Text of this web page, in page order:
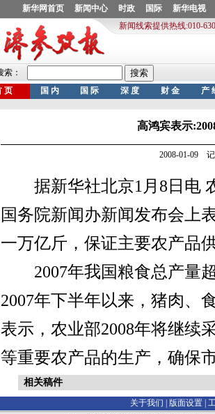
高鸿宾表示
2008-01-09
据新华社北京1月8日电
国务院新闻办新闻发布会上
一万亿斤，保证主要农产品
2007年我国粮食总产量超
2007年下半年以来，猪肉、
表示，农业部2008年将继续
等重要农产品的生产，确保
相关稿件
关于我们 | 版面设置